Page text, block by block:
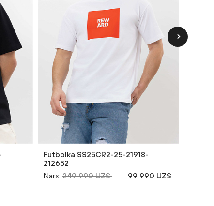
Futbolka SS25CR2-25-21918-
212652
Narx: 249 990 UZS 99 990 UZS